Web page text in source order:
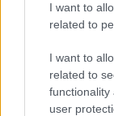
I want to
related to
I want to
related to
functionality
user
Los coches
AUTOMOVIL